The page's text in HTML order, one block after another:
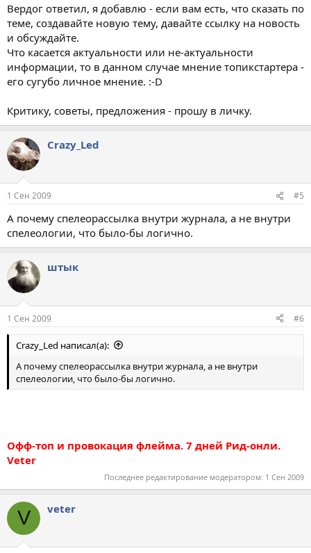
Вердог ответил, я добавлю - если вам есть, что сказать по
теме, создавайте новую тему, давайте ссылку на новость
и обсуждайте.
Что касается актуальности или не-актуальности
информации, то в данном случае мнение топикстартера -
его сугубо личное мнение. :-D
Критику, советы, предложения - прошу в личку.
Crazy_Led
1 Сен 2009 #5
А почему спелеорассылка внутри журнала, а не внутри
спелеологии, что было-бы логично.
штык
1 Сен 2009 #6
Crazy_Led написал(а):
А почему спелеорассылка внутри журнала, а не внутри
спелеологии, что было-бы логично.
Офф-топ и провокация флейма. 7 дней Рид-онли.
Veter
Последнее редактирование модератором: 1 Сен 2009
V veter